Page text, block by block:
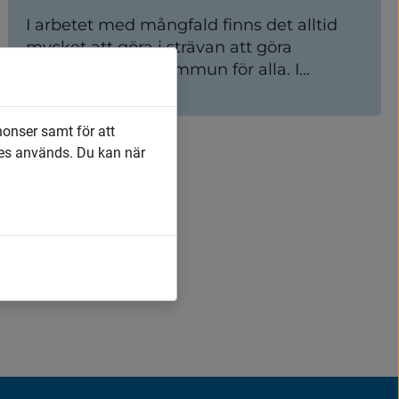
I arbetet med mångfald finns det alltid
mycket att göra i strävan att göra
Vårgårda till en kommun för alla. I
här stå upp för kommunens
gemensamma värdegrund, för de
mänskliga rättigheterna och för allas rätt
samt för att
används. Du kan när